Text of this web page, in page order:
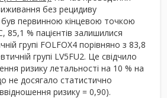
без рецидиву
первинною кінцевою точкою
85,1 % пацієнтів залишилися
групі FOLFOX4 порівняно з 83,8
групі LV5FU2. Це свідчило
ризику летальності на 10 % на
не досягало статистично
ризику = 0,90).